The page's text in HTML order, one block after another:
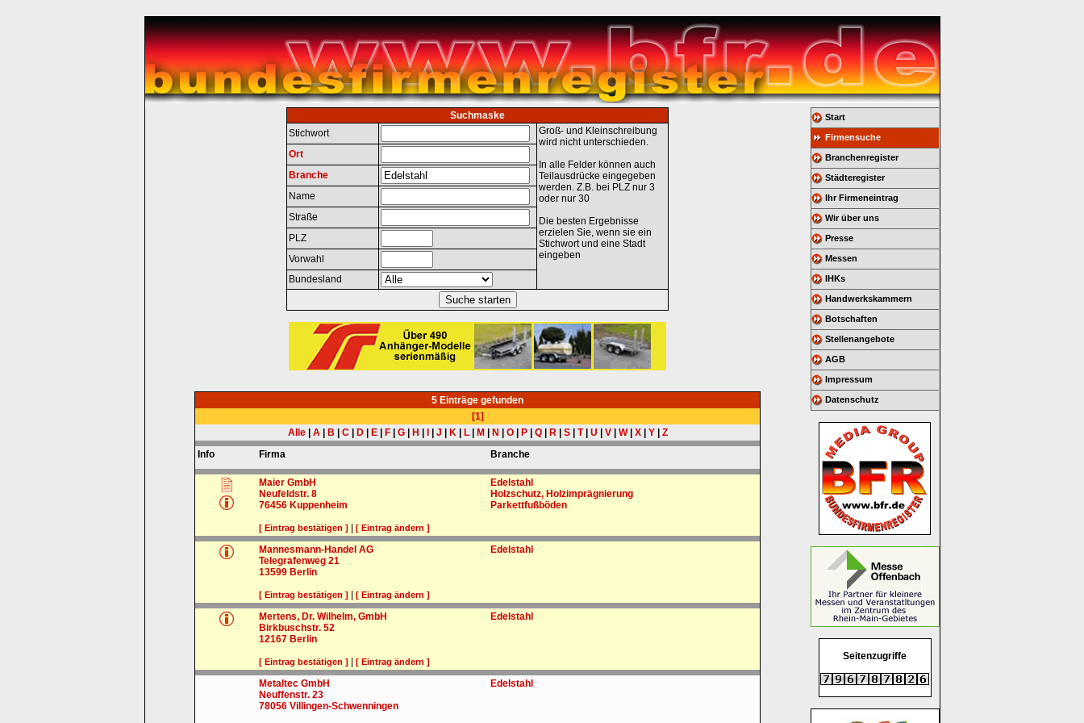
Suchmaske
Stichwort
Groß- und Kleinschreibung
wird nicht unterschieden.
In alle Felder können auch
Teilausdrücke eingegeben
werden. Z.B. bei PLZ nur 3
oder nur 30
Die besten Ergebnisse
erzielen Sie, wenn sie ein
Stichwort und eine Stadt
eingeben
Ort
Branche
Name
Straße
PLZ
Vorwahl
Bundesland
5 Einträge gefunden
[1]
Alle| A| B C| D| E| F| G| H J K| L| M N O| P| Q| R| S| T| U V| W| X| Y| Z
Info
Firma Branche
Maier GmbH
Neufeldstr. 8
76456 Kuppenheim
[ Eintrag bestätigen ] [ Eintrag ändern ]
Edelstahl
Holzschutz, Holzimprägnierung
Parkettfußböden
Mannesmann-Handel AG
Telegrafenweg 21
13599 Berlin
[ Eintrag bestätigen ] [ Eintrag ändern ]
Edelstahl
Mertens, Dr. Wilhelm, GmbH
Birkbuschstr. 52
12167 Berlin
[ Eintrag bestätigen ] [ Eintrag ändern ]
Edelstahl
Metaltec GmbH
Neuffenstr. 23
78056 Villingen-Schwenningen
Edelstahl
Start
Firmensuche
Branchenregister
Städteregister
Ihr Firmeneintrag
Wir über uns
Presse
Messen
IHKs
Handwerkskammern
Botschaften
Stellenangebote
AGB
Impressum
Datenschutz
Seitenzugriffe